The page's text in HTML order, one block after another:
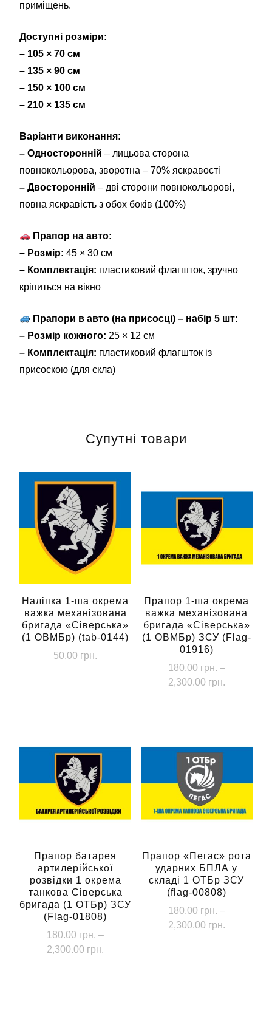
приміщень.
Доступні розміри:
– 105 × 70 см
– 135 × 90 см
– 150 × 100 см
– 210 × 135 см
Варіанти виконання:
– Односторонній – лицьова сторона
повнокольорова, зворотна – 70% яскравості
– Двосторонній – дві сторони повнокольорові,
повна яскравість з обох боків (100%)
Прапор на авто:
– Розмір: 45 × 30 см
– Комплектація: пластиковий флагшток, зручно
кріпиться на вікно
Прапори в авто (на присосці) – набір 5 шт:
– Розмір кожного: 25 × 12 см
– Комплектація: пластиковий флагшток із
присоскою (для скла)
Супутні товари
Наліпка 1-ша окрема
важка механізована
бригада «Сіверська»
(1 ОВМБр) (tab-0144)
50.00 грн.
Прапор 1-ша окрема
важка механізована
бригада «Сіверська»
(1 ОВМБр) ЗСУ (Flag-
01916)
180.00 грн. –
2,300.00 грн.
кілька
варіантів.
Параметри
можна
вибрати
сторінці
товару
Прапор батарея
артилерійської
розвідки 1 окрема
танкова Сіверська
бригада (1 ОТБр) ЗСУ
(Flag-01808)
180.00 грн. –
2,300.00 грн.
Прапор «Пегас» рота
ударних БПЛА у
складі 1 ОТБр ЗСУ
(flag-00808)
180.00 грн. –
2,300.00 грн.